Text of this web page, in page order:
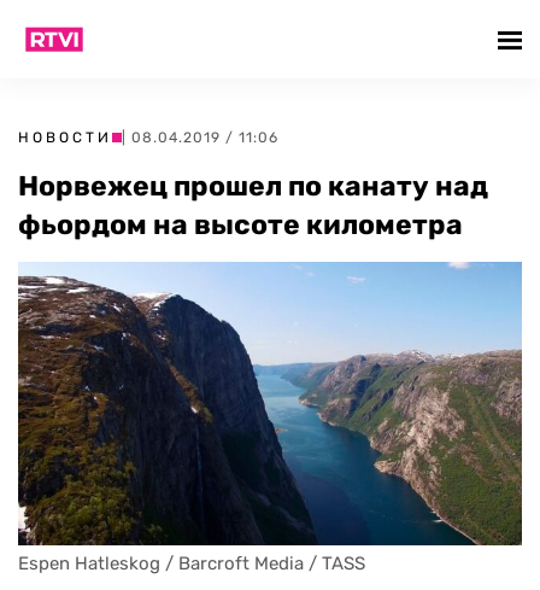
НОВОСТИ | 08.04.2019 / 11:06
Норвежец прошел по канату над
фьордом на высоте километра
Espen Hatleskog / Barcroft Media / TASS